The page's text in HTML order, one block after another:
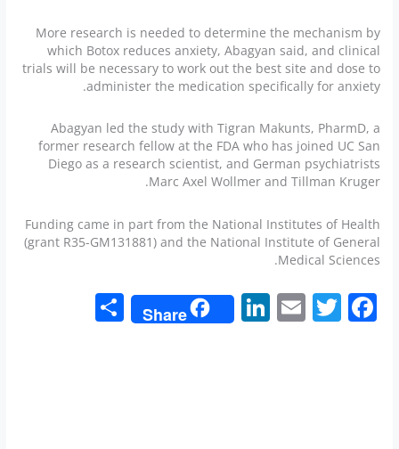
More research is needed to determine the mechanism by
which Botox reduces anxiety, Abagyan said, and clinical
trials will be necessary to work out the best site and dose to
administer the medication specifically for anxiety.
Abagyan led the study with Tigran Makunts, PharmD, a
former research fellow at the FDA who has joined UC San
Diego as a research scientist, and German psychiatrists
Marc Axel Wollmer and Tillman Kruger.
Funding came in part from the National Institutes of Health
(grant R35-GM131881) and the National Institute of General
Medical Sciences.
F
T
E
Li
n
Share